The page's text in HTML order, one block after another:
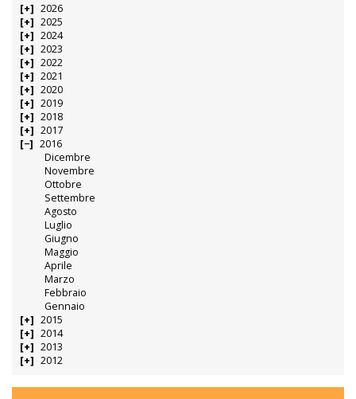
2026
2025
2024
2023
2022
2021
2020
2019
2018
2017
2016
Dicembre
Novembre
Ottobre
Settembre
Agosto
Luglio
Giugno
Maggio
Aprile
Marzo
Febbraio
Gennaio
2015
2014
2013
2012